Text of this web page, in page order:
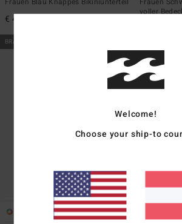
€ 45,95
voller
BRANDNEU
Welcome!
Choose your ship-to